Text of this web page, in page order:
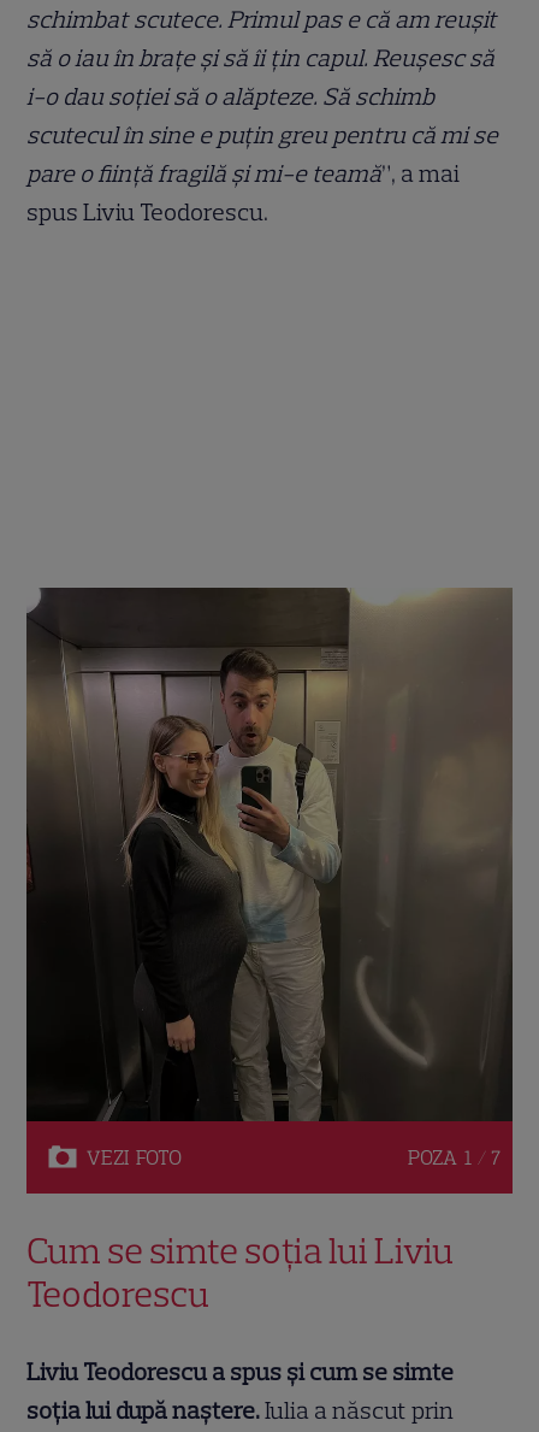
schimbat scutece. Primul pas e că am reușit
să o iau în brațe și să îi țin capul. Reușesc să
i-o dau soției să o alăpteze. Să schimb
scutecul în sine e puțin greu pentru că mi se
pare o ființă fragilă și mi-e teamă”, a mai
spus Liviu Teodorescu.
VEZI FOTO POZA 1 / 7
Cum se simte soția lui Liviu
Teodorescu
Liviu Teodorescu a spus și cum se simte
soția lui după naștere.Iulia a născut prin